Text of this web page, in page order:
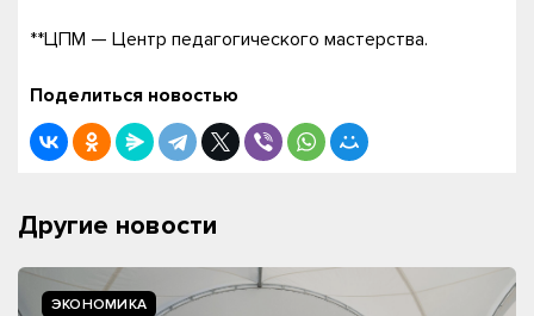
**ЦПМ — Центр педагогического мастерства.
Поделиться новостью
Другие новости
ЭКОНОМИКА